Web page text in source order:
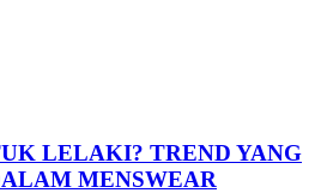
LELAKI? TREND YANG
MENSWEAR